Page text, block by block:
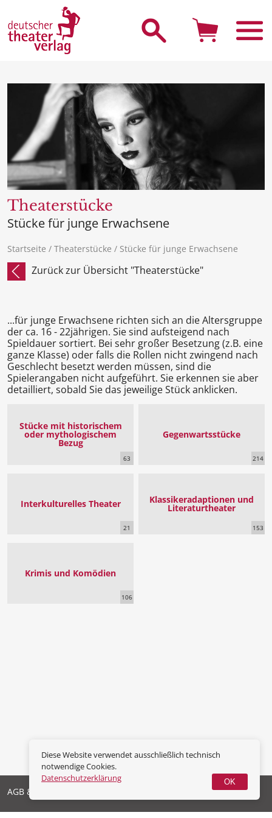
Theaterstücke
Stücke für junge Erwachsene
Startseite / Theaterstücke / Stücke für junge Erwachsene
Zurück zur Übersicht "Theaterstücke"
...für junge Erwachsene richten sich an die Altersgruppe
der ca. 16 - 22jährigen. Sie sind aufsteigend nach
Spieldauer sortiert. Bei sehr großer Besetzung (z.B. eine
ganze Klasse) oder falls die Rollen nicht zwingend nach
Geschlecht besetzt werden müssen, sind die
Spielerangaben nicht aufgeführt. Sie erkennen sie aber
detailliert, sobald Sie das jeweilige Stück anklicken.
63
Stücke mit historischem
oder mythologischem
Bezug
214
Gegenwartsstücke
21
Interkulturelles Theater
153
Klassikeradaptionen und
Literaturtheater
106
Krimis und Komödien
AGB & Widerrufsrecht
Diese Website verwendet ausschließlich technisch
notwendige Cookies.
Datenschutzerklärung
OK